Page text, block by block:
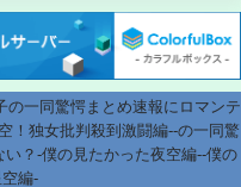
の一同驚愕まとめ速報にロマンテ
！独女批判殺到激闘編--の一同驚
？-僕の見たかった夜空編--僕の
編-